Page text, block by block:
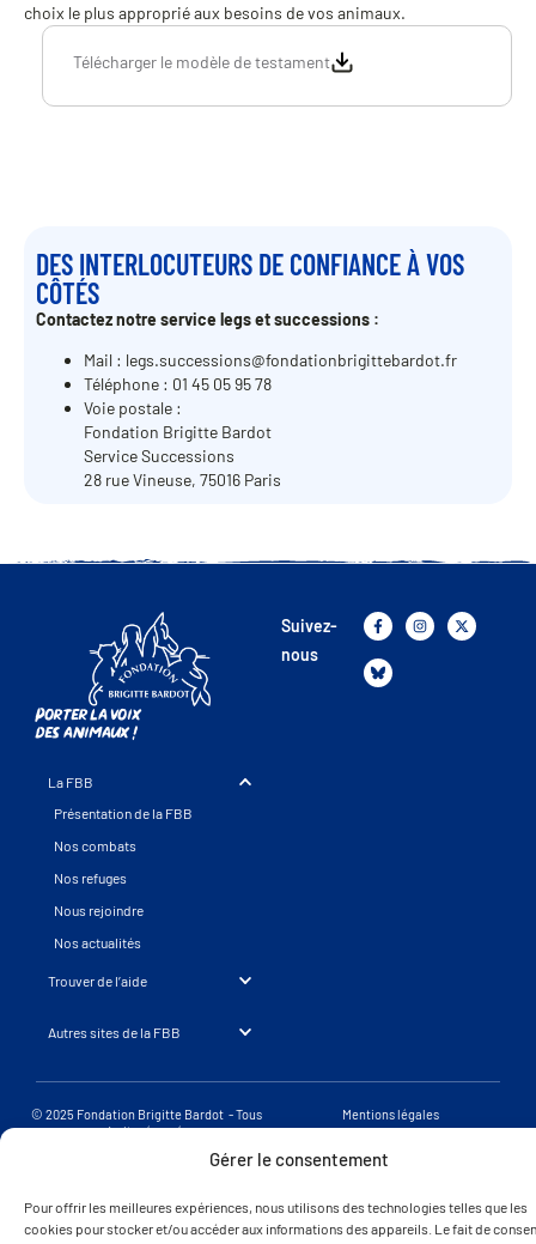
Gérer le consentement
Pour offrir les meilleures expériences, nous utilisons des technologies telles que les
cookies pour stocker et/ou accéder aux informations des appareils. Le fait de
choix le plus approprié aux besoins de vos animaux.
Télécharger le modèle de testament
DES INTERLOCUTEURS DE CONFIANCE À VOS
CÔTÉS
Contactez notre service legs et successions :
Mail : legs.successions@fondationbrigittebardot.fr
Téléphone : 01 45 05 95 78
Voie postale :
Fondation Brigitte Bardot
Service Successions
28 rue Vineuse, 75016 Paris
Porter la voix
des animaux !
La FBB
Présentation de la FBB
Nos combats
Nos refuges
Nous rejoindre
Nos actualités
Trouver de l’aide
Autres sites de la FBB
Suivez-
nous
© 2025 Fondation Brigitte Bardot - Tous
droits réservés
Mentions légales